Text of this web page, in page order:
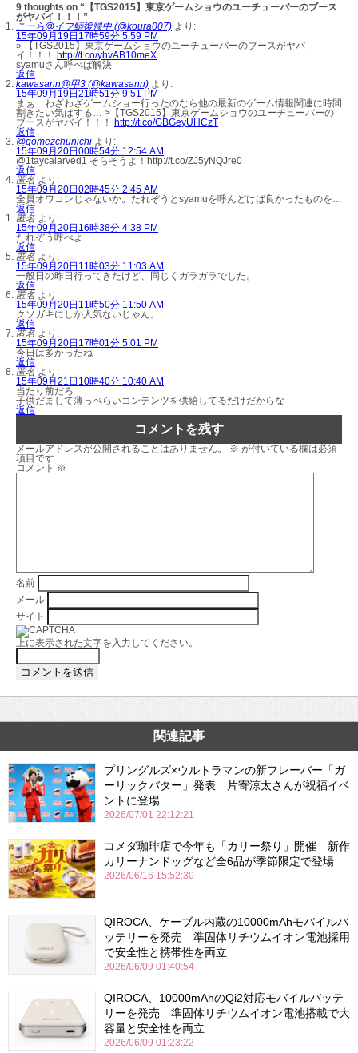
9 thoughts on “【TGS2015】東京ゲームショウのユーチューバーのブース
がヤバイ！！！”
こーら@イフ鯖復帰中 (@koura007) より:
15年09月19日17時59分 5:59 PM
» 【TGS2015】東京ゲームショウのユーチューバーのブースがヤバ
イ！！！ http://t.co/yhvAB10meX
syamuさん呼べば解決
返信
kawasann@甲3 (@kawasann) より:
15年09月19日21時51分 9:51 PM
まぁ…わざわざゲームショー行ったのなら他の最新のゲーム情報関連に時間
割きたい気はする… >【TGS2015】東京ゲームショウのユーチューバーの
ブースがヤバイ！！！ http://t.co/GBGeyUHCzT
返信
@gomezchunichi より:
15年09月20日00時54分 12:54 AM
@1taycalarved1 そらそうよ！http://t.co/ZJ5yNQJre0
返信
匿名 より:
15年09月20日02時45分 2:45 AM
全員オワコンじゃないか。たれぞうとsyamuを呼んどけば良かったものを…
返信
匿名 より:
15年09月20日16時38分 4:38 PM
たれぞう呼べよ
返信
匿名 より:
15年09月20日11時03分 11:03 AM
一般日の昨日行ってきたけど、同じくガラガラでした。
返信
匿名 より:
15年09月20日11時50分 11:50 AM
クソガキにしか人気ないじゃん。
返信
匿名 より:
15年09月20日17時01分 5:01 PM
今日は多かったね
返信
匿名 より:
15年09月21日10時40分 10:40 AM
当たり前だろ
子供だまして薄っぺらいコンテンツを供給してるだけだからな
返信
コメントを残す
メールアドレスが公開されることはありません。 ※ が付いている欄は必須
項目です
コメント ※
名前
メール
サイト
上に表示された文字を入力してください。
関連記事
プリングルズ×ウルトラマンの新フレーバー「ガ
ーリックバター」発表 片寄涼太さんが祝福イベ
ントに登場
2026/07/01 22:12:21
コメダ珈琲店で今年も「カリー祭り」開催 新作
カリーナンドッグなど全6品が季節限定で登場
2026/06/16 15:52:30
QIROCA、ケーブル内蔵の10000mAhモバイルバ
ッテリーを発売 準固体リチウムイオン電池採用
で安全性と携帯性を両立
2026/06/09 01:40:54
QIROCA、10000mAhのQi2対応モバイルバッテ
リーを発売 準固体リチウムイオン電池搭載で大
容量と安全性を両立
2026/06/09 01:23:22